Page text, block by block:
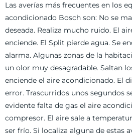
Las averías más frecuentes en los
acondicionado Bosch son: No se
deseada. Realiza mucho ruido. El
enciende. El Split pierde agua. Se
alarma. Algunas zonas de la
un olor muy desagradable. Saltan
enciende el aire acondicionado. El
error. Trascurridos unos segundos
evidente falta de gas el aire
compresor. El aire sale a
ser frío. Si localiza alguna de estas